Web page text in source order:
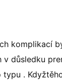
komplikací
v důsledku
typu .